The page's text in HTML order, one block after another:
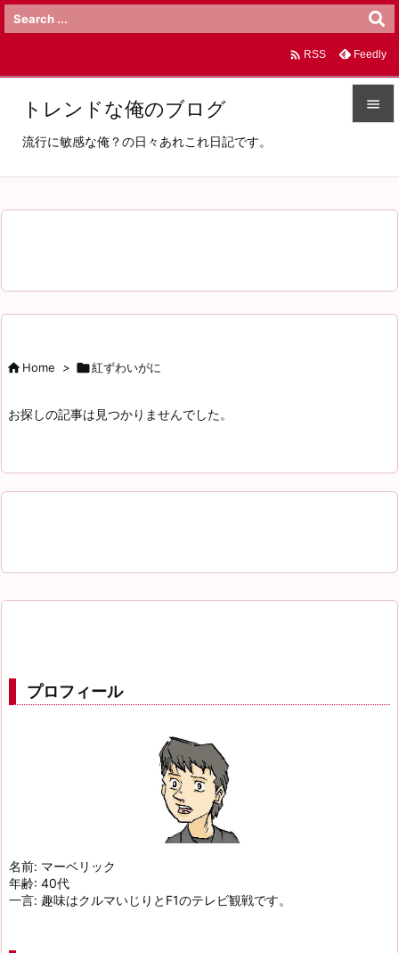

 RSS Feedly
トレンドな俺のブログ
流行に敏感な俺？の日々あれこれ日記です。
Home > 紅ずわいがに
お探しの記事は見つかりませんでした。
プロフィール
名前: マーベリック
年齢: 40代
一言: 趣味はクルマいじりとF1のテレビ観戦です。